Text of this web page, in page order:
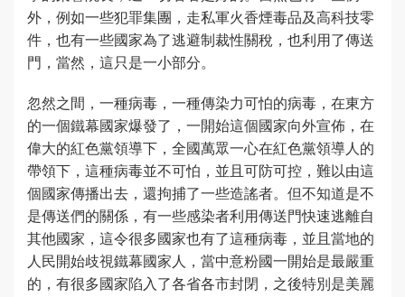
外，例如一些犯罪集團，走私軍火香煙毒品及高科技零
件，也有一些國家為了逃避制裁性關稅，也利用了傳送
門，當然，這只是一小部分。
忽然之間，一種病毒，一種傳染力可怕的病毒，在東方
的一個鐵幕國家爆發了，一開始這個國家向外宣佈，在
偉大的紅色黨領導下，全國萬眾一心在紅色黨領導人的
帶領下，這種病毒並不可怕，並且可防可控，難以由這
個國家傳播出去，還拘捕了一些造謠者。但不知道是不
是傳送們的關係，有一些感染者利用傳送門快速逃離自
其他國家，這令很多國家也有了這種病毒，並且當地的
人民開始歧視鐵幕國家人，當中意粉國一開始是最嚴重
的，有很多國家陷入了各省各市封閉，之後特別是美麗